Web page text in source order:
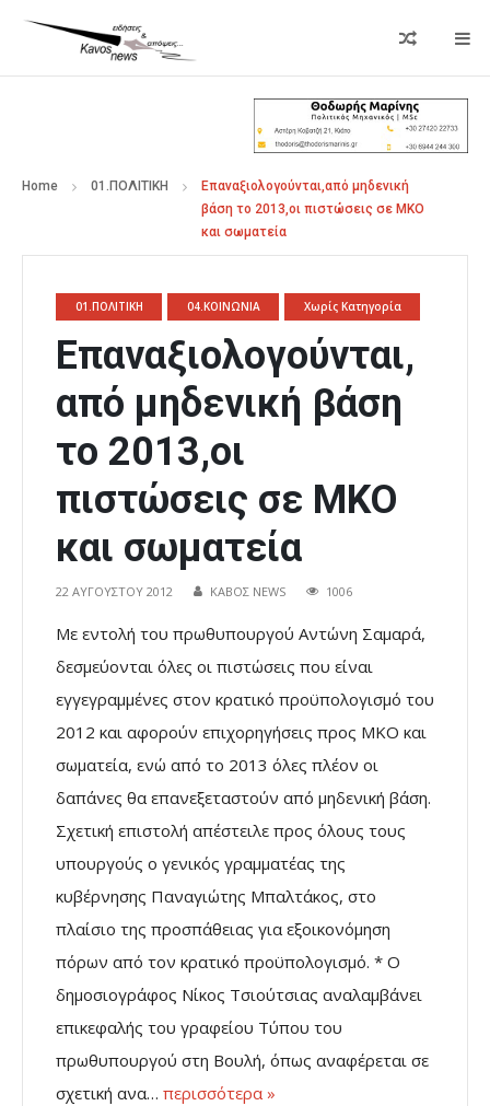
Home 01.ΠΟΛΙΤΙΚΗ
Επαναξιολογούνται,από μηδενική
βάση το 2013,οι πιστώσεις σε ΜΚΟ
και σωματεία
01.ΠΟΛΙΤΙΚΗ 04.ΚΟΙΝΩΝΙΑ Χωρίς Κατηγορία
Επαναξιολογούνται,
από μηδενική βάση
το 2013,οι
πιστώσεις σε ΜΚΟ
και σωματεία
22 ΑΥΓΟΎΣΤΟΥ 2012 ΚΑΒΟΣ NEWS 1006
Με εντολή του πρωθυπουργού Αντώνη Σαμαρά,
δεσμεύονται όλες οι πιστώσεις που είναι
εγγεγραμμένες στον κρατικό προϋπολογισμό του
2012 και αφορούν επιχορηγήσεις προς ΜΚΟ και
σωματεία, ενώ από το 2013 όλες πλέον οι
δαπάνες θα επανεξεταστούν από μηδενική βάση.
Σχετική επιστολή απέστειλε προς όλους τους
υπουργούς ο γενικός γραμματέας της
κυβέρνησης Παναγιώτης Μπαλτάκος, στο
πλαίσιο της προσπάθειας για εξοικονόμηση
πόρων από τον κρατικό προϋπολογισμό. * Ο
δημοσιογράφος Νίκος Τσιούτσιας αναλαμβάνει
επικεφαλής του γραφείου Τύπου του
πρωθυπουργού στη Βουλή, όπως αναφέρεται σε
σχετική ανα… περισσότερα »